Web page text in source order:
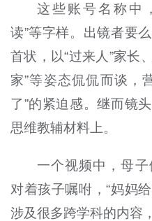
这些账号名称中
读”等字样。出镜者要
首状，以“过来人”家长
家”等姿态侃侃而谈，
了”的紧迫感。继而镜
思维教辅材料上。
一个视频中，母
对着孩子嘱咐，“妈妈
涉及很多跨学科的内容